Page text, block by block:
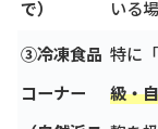
で）
いる
③冷凍食品
コーナー
特に
級・